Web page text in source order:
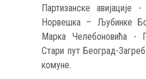
Партизанске
Норвешка – Љубинке
Марка Челебоновића -
Стари пут Београд-
комуне.